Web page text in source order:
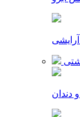
دندان